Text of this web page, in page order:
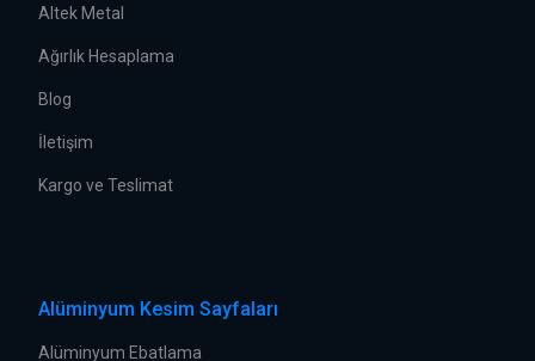
Altek Metal
Ağırlık Hesaplama
Blog
İletişim
Kargo ve Teslimat
Alüminyum Kesim Sayfaları
Alüminyum Ebatlama